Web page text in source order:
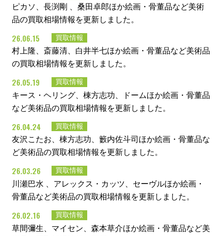
ピカソ、長渕剛 、桑田卓郎ほか絵画・骨董品など美術
品の買取相場情報を更新しました。
26.06.15 買取情報
村上隆、斎藤清、白井半七ほか絵画・骨董品など美術品
の買取相場情報を更新しました。
26.05.19 買取情報
キース・ヘリング、棟方志功、ドームほか絵画・骨董品
など美術品の買取相場情報を更新しました。
26.04.24 買取情報
友沢こたお、棟方志功、籔内佐斗司ほか絵画・骨董品な
ど美術品の買取相場情報を更新しました。
26.03.26 買取情報
川瀬巴水 、アレックス・カッツ、セーヴルほか絵画・
骨董品など美術品の買取相場情報を更新しました。
26.02.16 買取情報
草間彌生、マイセン、森本草介ほか絵画・骨董品など美